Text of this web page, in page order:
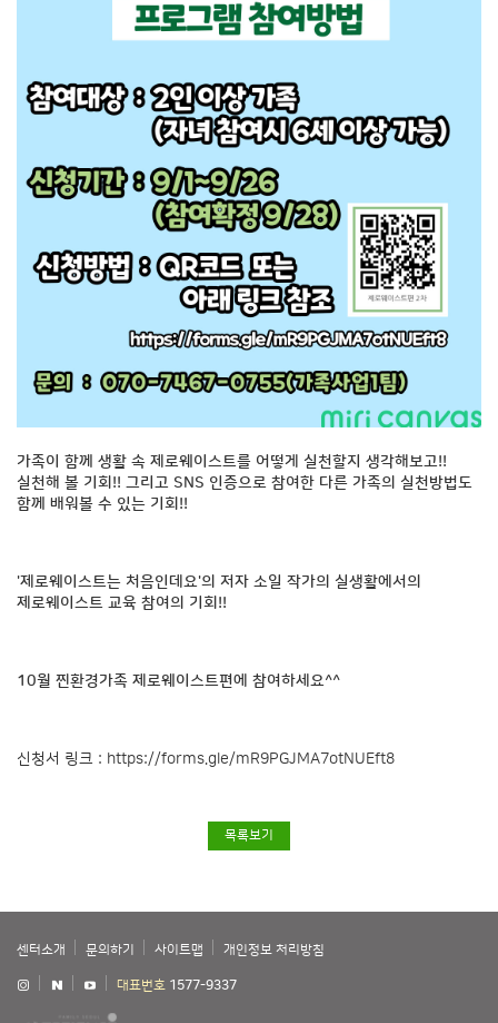
가족이 함께 생활 속 제로웨이스트를 어떻게 실천할지 생각해보고!!
실천해 볼 기회!! 그리고 SNS 인증으로 참여한 다른 가족의 실천방법도
함께 배워볼 수 있는 기회!!
'제로웨이스트는 처음인데요'의 저자 소일 작가의 실생활에서의
제로웨이스트 교육 참여의 기회!!
10월 찐환경가족 제로웨이스트편에 참여하세요^^
신청서 링크 : https://forms.gle/mR9PGJMA7otNUEft8
목록보기
센터소개 문의하기 사이트맵 개인정보 처리방침
대표번호 1577-9337